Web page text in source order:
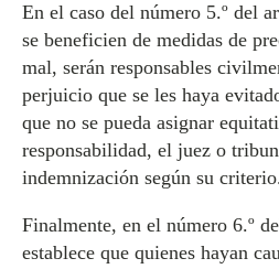
En el caso del número 5.º del
se beneficien de medidas de
mal, serán responsables
perjuicio que se les haya
que no se pueda asignar
responsabilidad, el juez o
indemnización según su
Finalmente, en el número 6.º
establece que quienes hayan